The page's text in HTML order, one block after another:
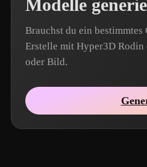
Modelle
Brauchst du ein bestimmtes
Erstelle mit Hyper3D
oder Bild.